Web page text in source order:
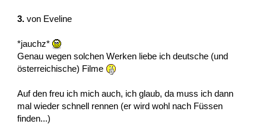
3. von Eveline
*jauchz*
Genau wegen solchen Werken liebe ich deutsche (und
österreichische) Filme
Auf den freu ich mich auch, ich glaub, da muss ich dann
mal wieder schnell rennen (er wird wohl nach Füssen
finden...)